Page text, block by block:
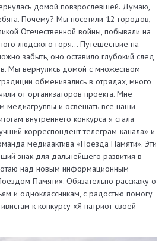
домой повзрослевшей. Думаю,
Почему? Мы посетили 12 городов,
Отечественной войны, побывали на
людского горя… Путешествие на
забыть, оно оставило глубокий след
Мы вернулись домой с множеством
обменивались в отрядах, много
от организаторов проекта. Мне
медиагруппы и освещать все наши
внутреннего конкурса я стала
корреспондент телеграм-канала» и
медиаактива «Поезда Памяти». Эти
знак для дальнейшего развития в
над новым информационным
Памяти». Обязательно расскажу о
и одноклассникам, с радостью помогу
к конкурсу «Я патриот своей